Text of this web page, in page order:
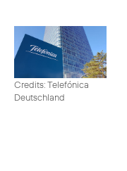
Credits: Telefónica
Deutschland